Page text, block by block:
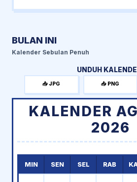
BULAN INI
Kalender Sebulan Penuh
UNDUH
📥 JPG 📥 PNG
KALENDER
2026
MIN SEN SEL RAB